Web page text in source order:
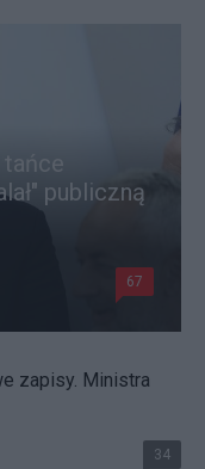
tańce
publiczną
67
zapisy. Ministra
34